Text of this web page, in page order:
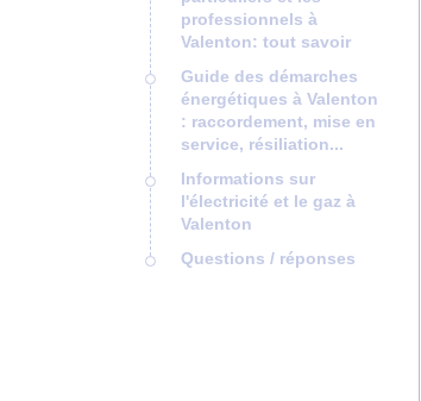
professionnels à
Valenton: tout savoir
Guide des démarches
énergétiques à Valenton
: raccordement, mise en
service, résiliation...
Informations sur
l'électricité et le gaz à
Valenton
Questions / réponses